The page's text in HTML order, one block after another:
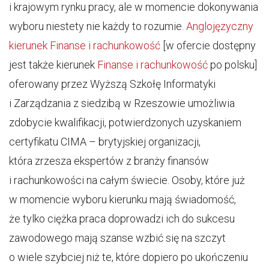
i krajowym rynku pracy, ale w momencie dokonywania
wyboru niestety nie każdy to rozumie. Anglojęzyczny
kierunek Finanse i rachunkowość [w ofercie dostępny
jest także kierunek Finanse i rachunkowośćpo polsku]
oferowany przez Wyższą Szkołę Informatyki
i Zarządzania z siedzibą w Rzeszowie umożliwia
zdobycie kwalifikacji, potwierdzonych uzyskaniem
certyfikatu CIMA – brytyjskiej organizacji,
która zrzesza ekspertów z branży finansów
i rachunkowości na całym świecie. Osoby, które już
w momencie wyboru kierunku mają świadomość,
że tylko ciężka praca doprowadzi ich do sukcesu
zawodowego mają szanse wzbić się na szczyt
o wiele szybciej niż te, które dopiero po ukończeniu